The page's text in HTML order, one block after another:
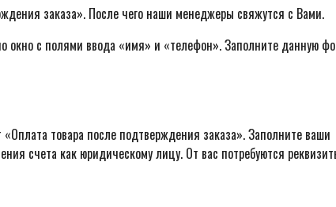
заказа». После чего наши менеджеры свяжутся с Вами.
окно с полями ввода «имя» и «телефон». Заполните данную
товара после подтверждения заказа». Заполните ваши
счета как юридическому лицу. От вас потребуются